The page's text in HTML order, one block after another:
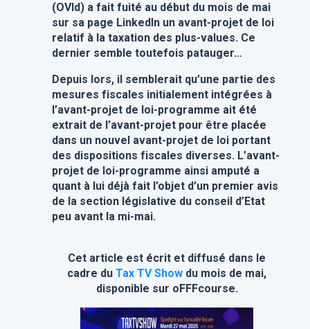
(OVld) a fait fuité au début du mois de mai
sur sa page LinkedIn un avant-projet de loi
relatif à la taxation des plus-values. Ce
dernier semble toutefois patauger…
Depuis lors, il semblerait qu’une partie des
mesures fiscales initialement intégrées à
l’avant-projet de loi-programme ait été
extrait de l’avant-projet pour être placée
dans un nouvel avant-projet de loi portant
des dispositions fiscales diverses. L’avant-
projet de loi-programme ainsi amputé a
quant à lui déjà fait l’objet d’un premier avis
de la section législative du conseil d’Etat
peu avant la mi-mai.
Cet article est écrit et diffusé dans le
cadre du Tax TV Show du mois de mai,
disponible sur oFFFcourse.